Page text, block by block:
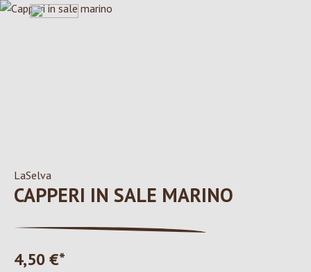
Salta la galleria di immagini
LaSelva
CAPPERI IN SALE MARINO
4,50 €*